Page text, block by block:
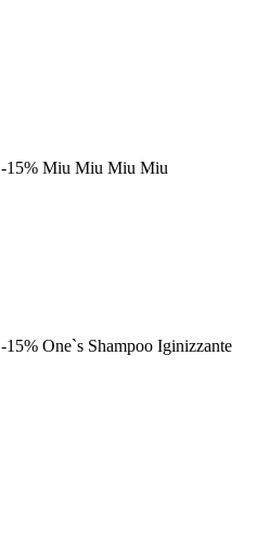
-15% Miu Miu Miu Miu
-15% One`s Shampoo Iginizzante